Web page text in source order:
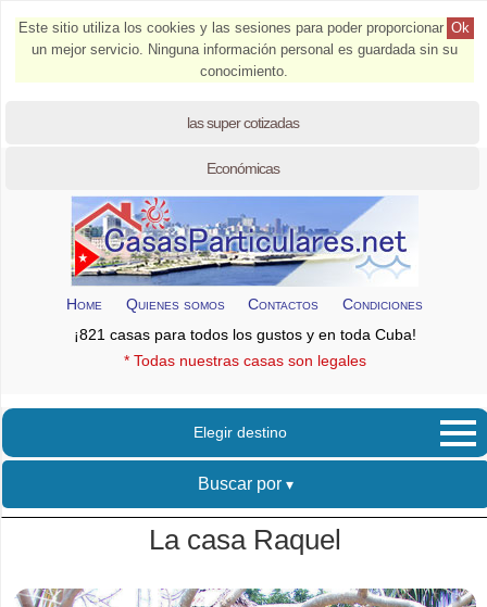
Ok
Este sitio utiliza los cookies y las sesiones para poder proporcionar
un mejor servicio. Ninguna información personal es guardada sin su
conocimiento.
las super cotizadas
Económicas
Home Quienes somos Contactos
Condiciones
¡821 casas para todos los gustos y en toda Cuba!
* Todas nuestras casas son legales
Elegir destino
Buscar por
La casa Raquel